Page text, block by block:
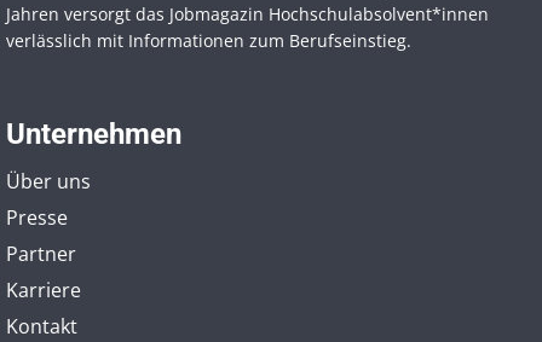
Jahren versorgt das Jobmagazin Hochschul­absolvent*innen
verlässlich mit Informationen zum Berufseinstieg.
Unternehmen
Über uns
Presse
Partner
Karriere
Kontakt